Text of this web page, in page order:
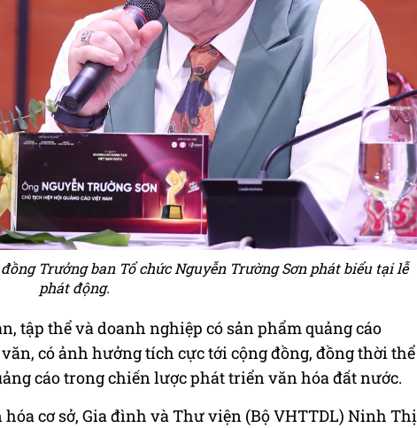
Trưởng ban Tổ chức Nguyễn Trường Sơn phát biểu tại lễ
phát động.
tập thể và doanh nghiệp có sản phẩm quảng cáo
có ảnh hưởng tích cực tới cộng đồng, đồng thời thể
cáo trong chiến lược phát triển văn hóa đất nước.
hóa cơ sở, Gia đình và Thư viện (Bộ VHTTDL) Ninh Thị